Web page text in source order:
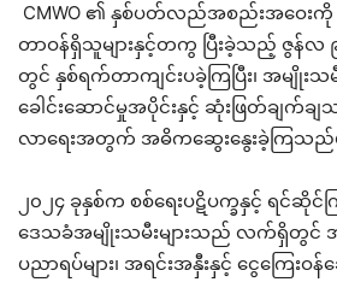
CMWO ၏ နှစ်ပတ်လည်အစည်းအဝေးကို
တာဝန်ရှိသူများနှင့်တကွ ပြီးခဲ့သည့် ဇွန်လ
တွင် နှစ်ရက်တာကျင်းပခဲ့ကြပြီး၊ အမျိုးသမီ
ခေါင်းဆောင်မှုအပိုင်းနှင့် ဆုံးဖြတ်ချက်
လာရေးအတွက် အဓိကဆွေးနွေးခဲ့ကြ
၂၀၂၄ ခုနှစ်က စစ်ရေးပဋိပက္ခနှင့် ရင်ဆို
ဒေသခံအမျိုးသမီးများသည် လက်ရှိတွင် အ
ပညာရပ်များ၊ အရင်းအနှီးနှင့် ငွေကြေးဝ